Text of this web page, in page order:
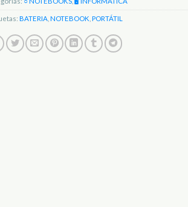
BATERIA NOTEBOOK PORTÁTIL